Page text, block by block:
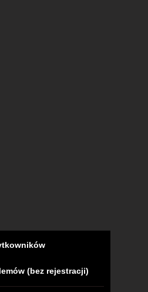
(bez rejestracji)